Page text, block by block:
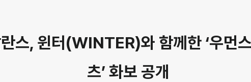
스, 윈터(WINTER)와 함께한 ‘우먼
츠’ 화보 공개